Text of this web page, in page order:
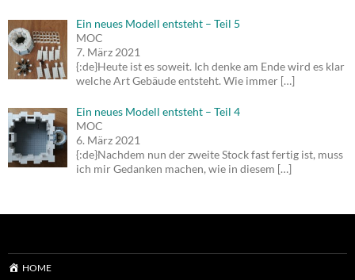
Ein neues Modell entsteht – Teil 5
MOC
7. März 2021
{:de}Heute ist es soweit. Ich denke am Ende wird es klar
welche Art Gebäude entsteht. Wie immer […]
Ein neues Modell entsteht – Teil 4
MOC
6. März 2021
{:de}Nachdem nun der zweite Stock fast fertig ist, muss
ich mir Gedanken machen, wie in diesem […]
HOME